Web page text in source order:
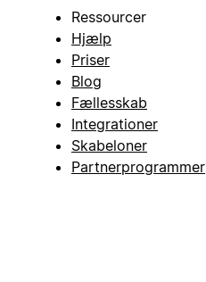
Ressourcer
Hjælp
Priser
Blog
Fællesskab
Integrationer
Skabeloner
Partnerprogrammer